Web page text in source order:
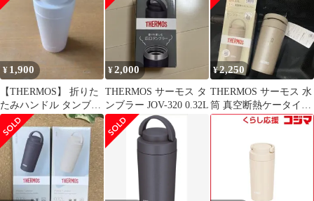
ベージュピンク JOV-
320 BEP
ブラック JOV-421-SMB
未使用 送料無料
¥ 1,900
【THERMOS】 折りた
たみハンドル タンブラ
ー JOV-320
¥2,000
THERMOS サーモス タ
ンブラー JOV-320 0.32L
¥2,250
THERMOS サーモス 水
筒 真空断熱ケータイタ
ンブラー